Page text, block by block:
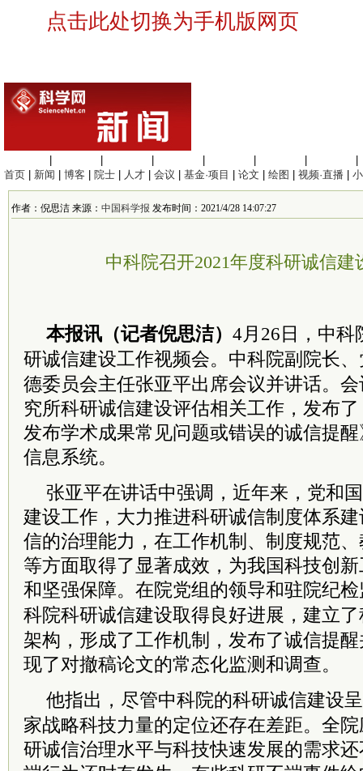
点击此处切换为手机版网页
首页
新闻 博客 院士 人才 会议 基金·项目 论文 绘图 视频·直播
作者：倪思洁 来源： 中国科学报 发布时间：2021/4/28 14:07:27
中科院召开2021年度科研诚信建
本报讯（记者倪思洁） 4月26日， 中科
研诚信建设工作视频会。 中科院副院长
德委员会主任张亚平出席会议并讲话。
究所科研诚信建设评估相关工作，发布
发布学术成果常见问题或错误的诚信提
信息系统。
张亚平在讲话中强调，近年来，党和
建设工作，大力推进科研诚信制度体系
信的治理能力，在工作机制、制度规范
等方面取得了显著成效，为我国科技创
和坚强保障。在院党组的领导和驻院纪
科院科研诚信建设取得良好进展，建立
架构，形成了工作机制，发布了诚信提
现了对撤稿论文的常态化监测和调查。
他指出，尽管中科院的科研诚信建设
家战略科技力量的定位还存在差距。全
研诚信治理水平与科技快速发展的需求